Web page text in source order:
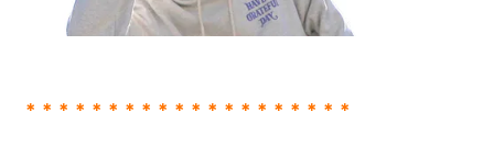
＊＊＊＊＊＊＊＊＊＊＊＊＊＊＊＊＊＊＊＊